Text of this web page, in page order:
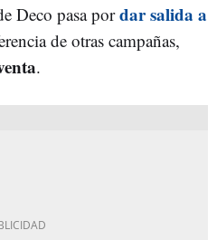
Deco pasa por dar salida a
de otras campañas,
.